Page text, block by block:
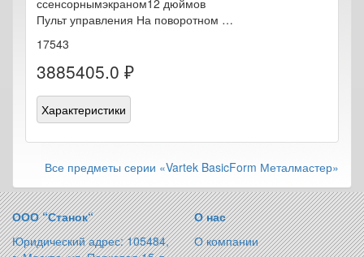
ссенсорнымэкраном12 дюймов
Пульт управления На поворотном …
17543
3885405.0 ₽
Характеристики
Все предметы серии «Vartek BasicForm Металмастер»
ООО “Станок“
Юридический адрес: 105484,
О нас
О компании